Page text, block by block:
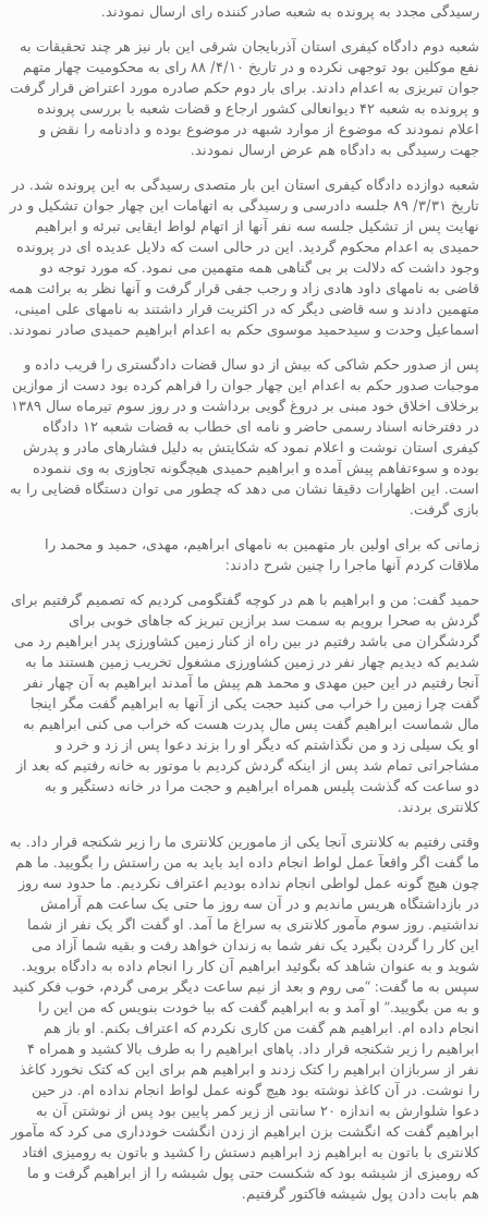
رسیدگی مجدد به پرونده به شعبه صادر کننده رای ارسال نمودند.
شعبه دوم دادگاه کیفری استان آذربایجان شرقی این بار نیز هر چند تحقیقات به
نفع موکلین بود توجهی نکرده و در تاریخ ۴/۱۰/ ۸۸ رای به محکومیت چهار متهم
جوان تبریزی به اعدام دادند. برای بار دوم حکم صادره مورد اعتراض قرار گرفت
و پرونده به شعبه ۴۲ دیوانعالی کشور ارجاع و قضات شعبه با بررسی پرونده
اعلام نمودند که موضوع از موارد شبهه در موضوع بوده و دادنامه را نقض و
جهت رسیدگی به دادگاه هم عرض ارسال نمودند.
شعبه دوازده دادگاه کیفری استان این بار متصدی رسیدگی به این پرونده شد. در
تاریخ ۳/۳۱/ ۸۹ جلسه دادرسی و رسیدگی به اتهامات این چهار جوان تشکیل و در
نهایت پس از تشکیل جلسه سه نفر آنها از اتهام لواط ایقابی تبرئه و ابراهیم
حمیدی به اعدام محکوم گردید. این در حالی است که دلایل عدیده ای در پرونده
وجود داشت که دلالت بر بی گناهی همه متهمین می نمود. که مورد توجه دو
قاضی به نامهای داود هادی زاد و رجب جفی قرار گرفت و آنها نظر به برائت همه
متهمین دادند و سه قاضی دیگر که در اکثریت قرار داشتند به نامهای علی امینی،
اسماعیل وحدت و سیدحمید موسوی حکم به اعدام ابراهیم حمیدی صادر نمودند.
پس از صدور حکم شاکی که بیش از دو سال قضات دادگستری را فریب داده و
موجبات صدور حکم به اعدام این چهار جوان را فراهم کرده بود دست از موازین
برخلاف اخلاق خود مبنی بر دروغ گویی برداشت و در روز سوم تیرماه سال ۱۳۸۹
در دفترخانه اسناد رسمی حاضر و نامه ای خطاب به قضات شعبه ۱۲ دادگاه
کیفری استان نوشت و اعلام نمود که شکایتش به دلیل فشارهای مادر و پدرش
بوده و سوءتفاهم پیش آمده و ابراهیم حمیدی هیچگونه تجاوزی به وی ننموده
است. این اظهارات دقیقا نشان می دهد که چطور می توان دستگاه قضایی را به
بازی گرفت.
زمانی که برای اولین بار متهمین به نامهای ابراهیم، مهدی، حمید و محمد را
ملاقات کردم آنها ماجرا را چنین شرح دادند:
حمید گفت: من و ابراهیم با هم در کوچه گفتگومی کردیم که تصمیم گرفتیم برای
گردش به صحرا برویم به سمت سد برازین تبریز که جاهای خوبی برای
گردشگران می باشد رفتیم در بین راه از کنار زمین کشاورزی پدر ابراهیم رد می
شدیم که دیدیم چهار نفر در زمین کشاورزی مشغول تخریب زمین هستند ما به
آنجا رفتیم در این حین مهدی و محمد هم پیش ما آمدند ابراهیم به آن چهار نفر
گفت چرا زمین را خراب می کنید حجت یکی از آنها به ابراهیم گفت مگر اینجا
مال شماست ابراهیم گفت پس مال پدرت هست که خراب می کنی ابراهیم به
او یک سیلی زد و من نگذاشتم که دیگر او را بزند دعوا پس از زد و خرد و
مشاجراتی تمام شد پس از اینکه گردش کردیم با موتور به خانه رفتیم که بعد از
دو ساعت که گذشت پلیس همراه ابراهیم و حجت مرا در خانه دستگیر و به
کلانتری بردند.
وقتی رفتیم به کلانتری آنجا یکی از مامورین کلانتری ما را زیر شکنجه قرار داد. به
ما گفت اگر واقعآ عمل لواط انجام داده اید باید به من راستش را بگویید. ما هم
چون هیچ گونه عمل لواطی انجام نداده بودیم اعتراف نکردیم. ما حدود سه روز
در بازداشتگاه هریس ماندیم و در آن سه روز ما حتی یک ساعت هم آرامش
نداشتیم. روز سوم مآمور کلانتری به سراغ ما آمد. او گفت اگر یک نفر از شما
این کار را گردن بگیرد یک نفر شما به زندان خواهد رفت و بقیه شما آزاد می
شوید و به عنوان شاهد که بگوئید ابراهیم آن کار را انجام داده به دادگاه بروید.
سپس به ما گفت: “می روم و بعد از نیم ساعت دیگر برمی گردم، خوب فکر کنید
و به من بگویید.” او آمد و به ابراهیم گفت که بیا خودت بنویس که من این را
انجام داده ام. ابراهیم هم گفت من کاری نکردم که اعتراف بکنم. او باز هم
ابراهیم را زیر شکنجه قرار داد. پاهای ابراهیم را به طرف بالا کشید و همراه ۴
نفر از سربازان ابراهیم را کتک زدند و ابراهیم هم برای این که کتک نخورد کاغذ
را نوشت. در آن کاغذ نوشته بود هیچ گونه عمل لواط انجام نداده ام. در حین
دعوا شلوارش به اندازه ۲۰ سانتی از زیر کمر پایین بود پس از نوشتن آن به
ابراهیم گفت که انگشت بزن ابراهیم از زدن انگشت خودداری می کرد که مآمور
کلانتری با باتون به ابراهیم زد ابراهیم دستش را کشید و باتون به رومیزی افتاد
که رومیزی از شیشه بود که شکست حتی پول شیشه را از ابراهیم گرفت و ما
هم بابت دادن پول شیشه فاکتور گرفتیم.